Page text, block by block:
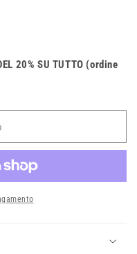
20% SU TUTTO (ordine